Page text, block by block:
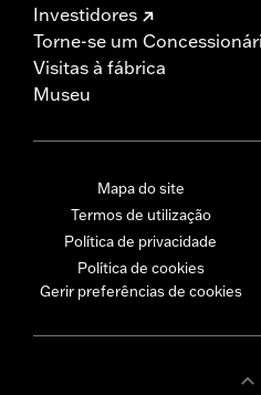
Investidores
Torne-se um
Visitas à fábrica
Museu
Mapa do site
Termos de utilização
Política de privacidade
Política de cookies
Gerir preferências de cookies